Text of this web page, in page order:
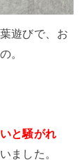
遊びで、お
。
と騒がれ
ました。